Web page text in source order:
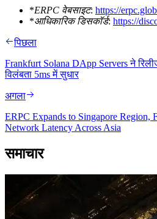
*ERPC वेबसाइट: https://
*आधिकारिक डिसकॉर्ड: https://
पिछला
Frankfurt Solana DApp Servers ने
विलंबता 5ms में सुधार
अगला
ERPC Expands to Singapore Region,
Network Latency Across Asia
समाचार